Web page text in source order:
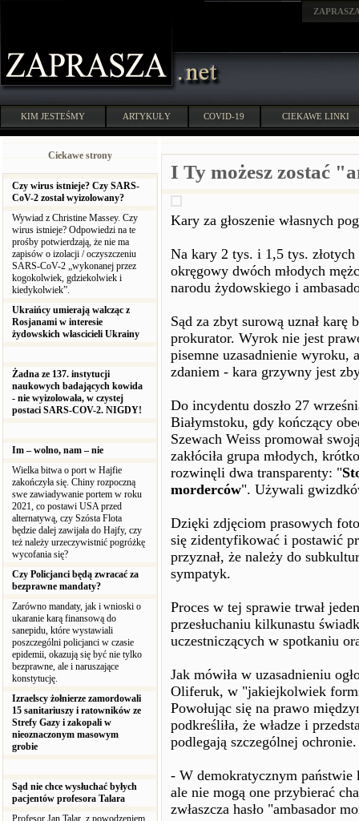
KIM JESTEŚMY ARTYKUŁY COVID-19 CIEKAWE LINKI
Ciekawe strony
Czy wirus istnieje? Czy SARS-
CoV-2 został wyizolowany?
Wywiad z Christine Massey. Czy
wirus istnieje? Odpowiedzi na te
prośby potwierdzają, że nie ma
zapisów o izolacji / oczyszczeniu
SARS-CoV-2 „wykonanej przez
kogokolwiek, gdziekolwiek i
kiedykolwiek”.
Ukraińcy umierają walcząc z
Rosjanami w interesie
żydowskich włascicieli Ukrainy
Żadna ze 137. instytucji
naukowych badających kowida
- nie wyizolowała, w czystej
postaci SARS-COV-2. NIGDY!
Im – wolno, nam – nie
Wielka bitwa o port w Hajfie
zakończyła się. Chiny rozpoczną
swe zawiadywanie portem w roku
2021, co postawi USA przed
alternatywą, czy Szósta Flota
będzie dalej zawijała do Hajfy, czy
też należy urzeczywistnić pogróżkę
wycofania się?
Czy Policjanci będą zwracać za
bezprawne mandaty?
Zarówno mandaty, jak i wnioski o
ukaranie karą finansową do
sanepidu, które wystawiali
poszczególni policjanci w czasie
epidemii, okazują się być nie tylko
bezprawne, ale i naruszające
konstytucję.
Izraelscy żołnierze zamordowali
15 sanitariuszy i ratowników ze
Strefy Gazy i zakopali w
nieoznaczonym masowym
grobie
Sąd nie chce wysłuchać byłych
pacjentów profesora Talara
Profesor Jan Talar, z powodzeniem
I Ty możesz zostać
Kary za głoszenie własnych
Na kary 2 tys. i 1,5 tys. złotych
okręgowy dwóch młodych
narodu żydowskiego i
Sąd za zbyt surową uznał karę
prokurator. Wyrok nie jest
pisemne uzasadnienie wyroku,
zdaniem - kara grzywny jest
Do incydentu doszło 27
Białymstoku, gdy kończący
Szewach Weiss promował
zakłóciła grupa młodych,
rozwinęli dwa transparenty: "
morderców". Używali
Dzięki zdjęciom prasowych
się zidentyfikować i postawić
przyznał, że należy do
sympatyk.
Proces w tej sprawie trwał
przesłuchaniu kilkunastu
uczestniczących w spotkaniu
Jak mówiła w uzasadnieniu
Oliferuk, w "jakiejkolwiek
Powołując się na prawo
podkreśliła, że władze i
podlegają szczególnej ochronie.
- W demokratycznym państwie
ale nie mogą one przybierać
zwłaszcza hasło "ambasador